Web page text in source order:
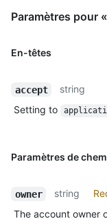
Paramètres pour
En-têtes
accept
string
Setting to
Paramètres de
owner string
The account owner